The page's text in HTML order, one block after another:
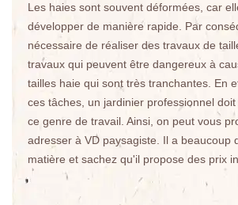
Les haies sont souvent déformées, car
développer de manière rapide. Par
nécessaire de réaliser des travaux de
travaux qui peuvent être dangereux à
tailles haie qui sont très tranchantes. En
ces tâches, un jardinier professionnel
ce genre de travail. Ainsi, on peut vous
adresser à VD paysagiste. Il a beaucoup
matière et sachez qu'il propose des prix